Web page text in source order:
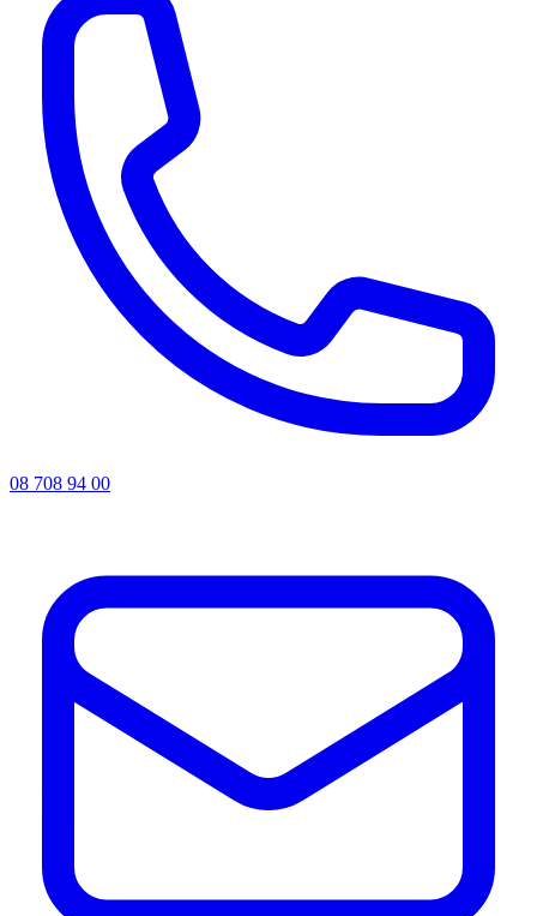
08 708 94 00